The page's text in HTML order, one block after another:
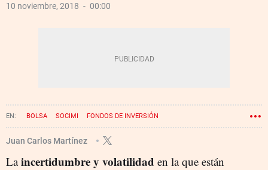
10 noviembre, 2018 00:00
BOLSA SOCIMI FONDOS DE INVERSIÓN
Juan Carlos Martínez
Laincertidumbre y volatilidad en la que están